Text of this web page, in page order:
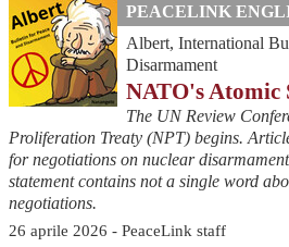
PEACELINK
Albert, International
Disarmament
NATO's Atomic
The UN Review
Proliferation Treaty (NPT) begins.
for negotiations on nuclear
statement contains not a single word
negotiations.
26 aprile 2026 - PeaceLink staff